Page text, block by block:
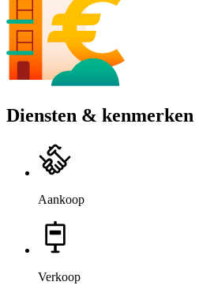
Diensten & kenmerken
Aankoop
Verkoop